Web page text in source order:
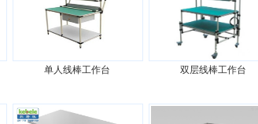
单人线棒工作台 双层线棒工作台